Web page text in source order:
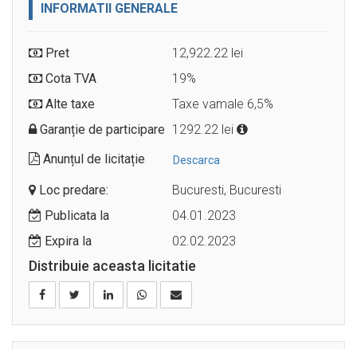
INFORMATII GENERALE
Pret
12,922.22 lei
Cota TVA
19%
Alte taxe
Taxe vamale 6,5%
Garanție de participare 1292.22 lei
Anunțul de licitație
Descarca
Loc predare:
Bucuresti, Bucuresti
Publicata la
04.01.2023
Expira la
02.02.2023
Distribuie aceasta licitatie